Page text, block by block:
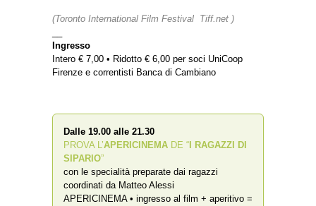
(Toronto International Film Festival Tiff.net )
Ingresso
Intero € 7,00 • Ridotto € 6,00 per soci UniCoop
Firenze e correntisti Banca di Cambiano
Dalle 19.00 alle 21.30
PROVA L’APERICINEMA DE “ I RAGAZZI DI
SIPARIO”
con le specialità preparate dai ragazzi
coordinati da Matteo Alessi
APERICINEMA • ingresso al film + aperitivo =